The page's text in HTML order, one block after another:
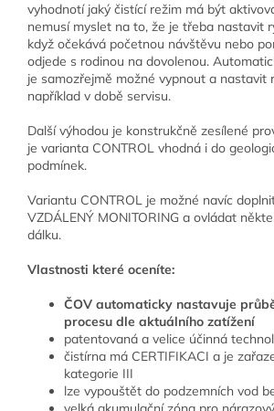
vyhodnotí jaký čistící režim má být
nemusí myslet na to, že je třeba nastavit
když očekává početnou návštěvu nebo
odjede s rodinou na dovolenou.
je samozřejmě možné vypnout a nastavit
například v době servisu.
Další výhodou je konstrukčně zesílené
je varianta CONTROL vhodná i do
podmínek.
Variantu CONTROL je možné navíc
VZDÁLENÝ MONITORING a ovládat
dálku.
Vlastnosti které oceníte:
ČOV automaticky nastavuje
procesu dle aktuálního zatížení
patentovaná a velice účinná
čistírna má CERTIFIKACI a je
kategorie III
lze vypouštět do podzemních vod